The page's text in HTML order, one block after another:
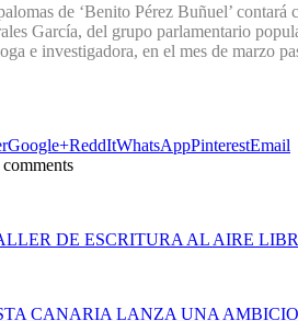
de ‘Benito Pérez Buñuel’
García, del grupo parlamentario
e investigadora, en el mes de marzo
Google+ReddItWhatsAppPinterestEmail
DE ESCRITURA AL AIRE
CANARIA LANZA UNA